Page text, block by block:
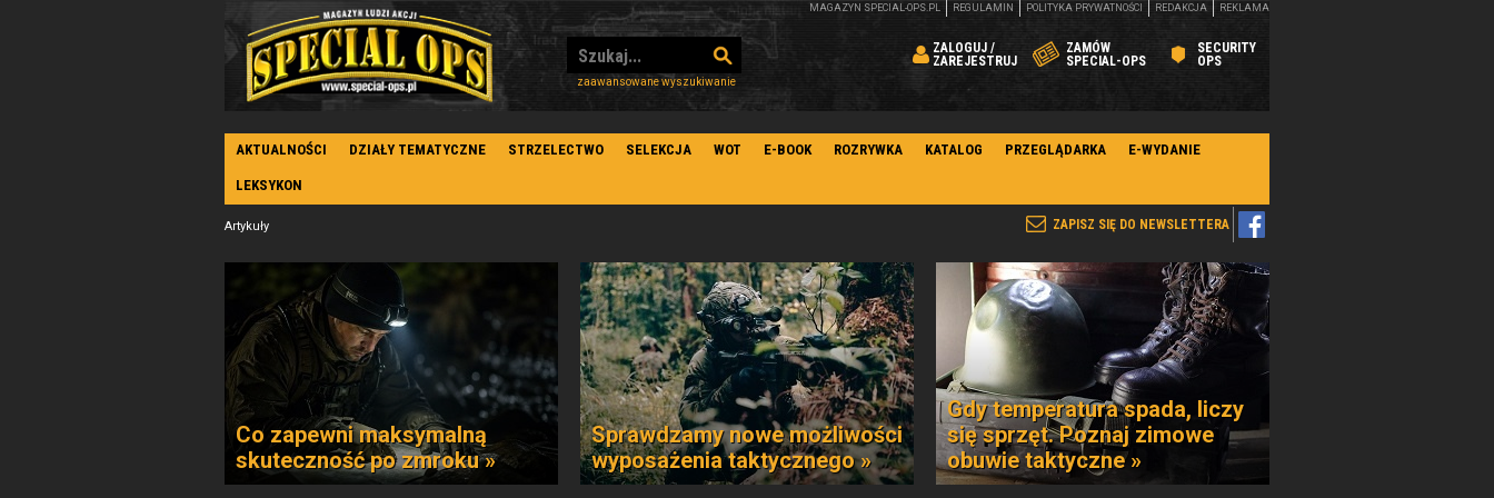
zaawansowane wyszukiwanie
ZALOGUJ /
ZAREJESTRUJ
ZAMÓW
SPECIAL-OPS
SECURITY
OPS
MAGAZYN SPECIAL-OPS.PL REGULAMIN POLITYKA PRYWATNOŚCI REDAKCJA REKLAMA
AKTUALNOŚCI DZIAŁY TEMATYCZNE STRZELECTWO SELEKCJA WOT E-BOOK ROZRYWKA KATALOG PRZEGLĄDARKA E-WYDANIE
LEKSYKON
ZAPISZ SIĘ DO NEWSLETTERA
Artykuły
Co zapewni maksymalną
skuteczność po zmroku »
Sprawdzamy nowe możliwości
wyposażenia taktycznego »
Gdy temperatura spada, liczy
się sprzęt. Poznaj zimowe
obuwie taktyczne »